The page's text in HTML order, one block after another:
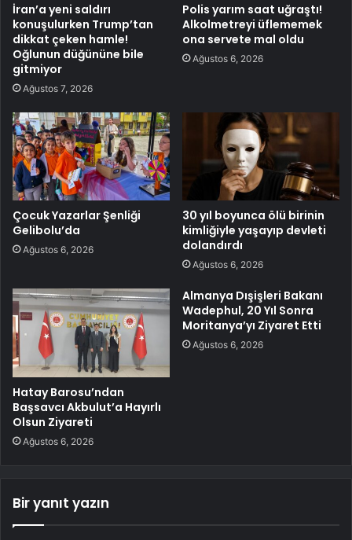
İran’a yeni saldırı
konuşulurken Trump’tan
dikkat çeken hamle!
Oğlunun düğününe bile
gitmiyor
Ağustos 7, 2026
Polis yarım saat uğraştı!
Alkolmetreyi üflememek
ona servete mal oldu
Ağustos 6, 2026
Çocuk Yazarlar Şenliği
Gelibolu’da
Ağustos 6, 2026
30 yıl boyunca ölü birinin
kimliğiyle yaşayıp devleti
dolandırdı
Ağustos 6, 2026
Hatay Barosu’ndan
Başsavcı Akbulut’a Hayırlı
Olsun Ziyareti
Ağustos 6, 2026
Almanya Dışişleri Bakanı
Wadephul, 20 Yıl Sonra
Moritanya’yı Ziyaret Etti
Ağustos 6, 2026
Bir yanıt yazın